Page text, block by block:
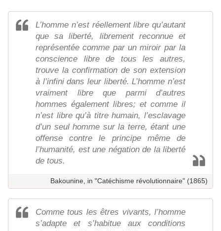
L’homme n’est réellement libre qu’autant
que sa liberté, librement reconnue et
représentée comme par un miroir par la
conscience libre de tous les autres,
trouve la confirmation de son extension
à l’infini dans leur liberté. L’homme n’est
vraiment libre que parmi d’autres
hommes également libres; et comme il
n’est libre qu’à titre humain, l’esclavage
d’un seul homme sur la terre, étant une
offense contre le principe même de
l’humanité, est une négation de la liberté
de tous.
Bakounine, in "Catéchisme révolutionnaire" (1865)
Comme tous les êtres vivants, l’homme
s’adapte et s’habitue aux conditions